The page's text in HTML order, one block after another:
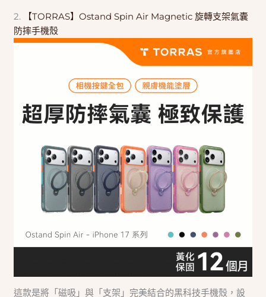
2.
【TORRAS】Ostand Spin Air Magnetic 旋轉支架氣囊
防摔手機殼
這款是將「磁吸」與「支架」完美結合的黑科技手機殼，設